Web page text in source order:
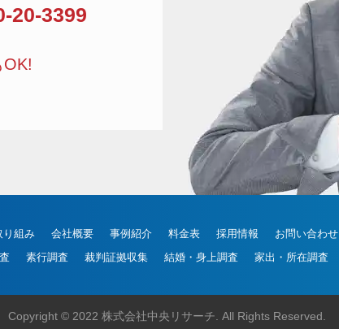
20-3399
り組み 会社概要 事例紹介 料金表 採用情報 お問い合わせ
素行調査 裁判証拠収集 結婚・身上調査 家出・所在調査
Copyright © 2022 株式会社中央リサーチ. All Rights Reserved.